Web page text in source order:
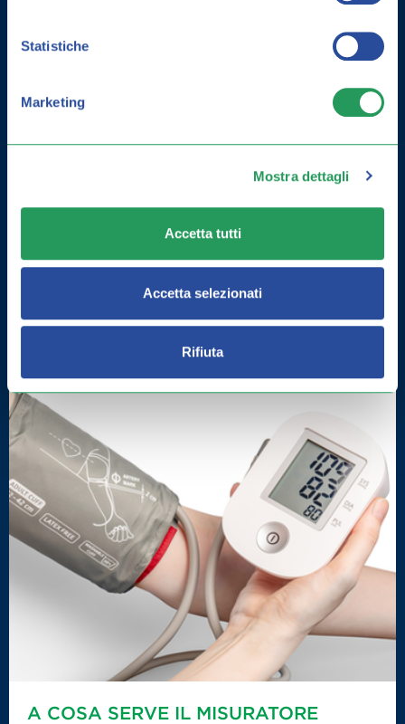
Statistiche
Marketing
Mostra dettagli
Accetta tutti
Accetta selezionati
Rifiuta
COME MIGLIORARE LA MEMORIA:
ESERCIZI E INTEGRATORI
A COSA SERVE IL MISURATORE